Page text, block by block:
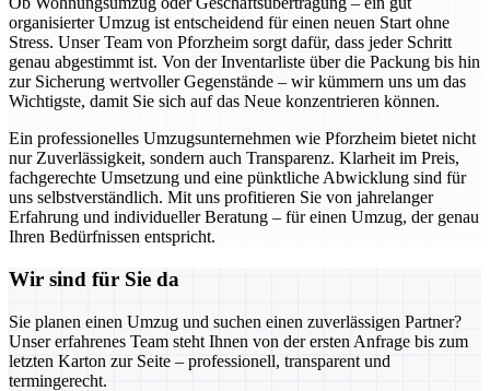
organisierter Umzug ist entscheidend für einen neuen Start ohne
Stress. Unser Team von Pforzheim sorgt dafür, dass jeder Schritt
genau abgestimmt ist. Von der Inventarliste über die Packung bis hin
zur Sicherung wertvoller Gegenstände – wir kümmern uns um das
Wichtigste, damit Sie sich auf das Neue konzentrieren können.
Ein professionelles Umzugsunternehmen wie Pforzheim bietet nicht
nur Zuverlässigkeit, sondern auch Transparenz. Klarheit im Preis,
fachgerechte Umsetzung und eine pünktliche Abwicklung sind für
uns selbstverständlich. Mit uns profitieren Sie von jahrelanger
Erfahrung und individueller Beratung – für einen Umzug, der genau
Ihren Bedürfnissen entspricht.
Wir sind für Sie da
Sie planen einen Umzug und suchen einen zuverlässigen Partner?
Unser erfahrenes Team steht Ihnen von der ersten Anfrage bis zum
letzten Karton zur Seite – professionell, transparent und
termingerecht.